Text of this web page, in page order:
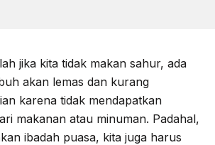
jika kita tidak makan sahur, ada
akan lemas dan kurang
karena tidak mendapatkan
makanan atau minuman. Padahal,
ibadah puasa, kita juga harus